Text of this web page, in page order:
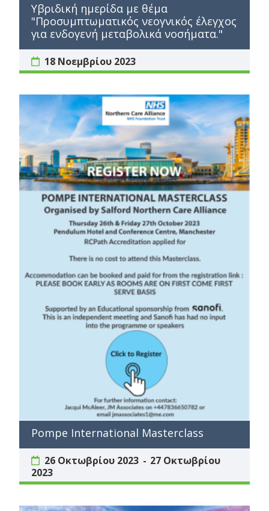
Υβριδική ημερίδα με θέμα
"Προσυμπτωματικός νεογνικός έλεγχος
για ενδογενή μεταβολικά νοσήματα."
18 Νοεμβρίου 2023
Pompe International Masterclass
26 Οκτωβρίου 2023
27 Οκτωβρίου
2023